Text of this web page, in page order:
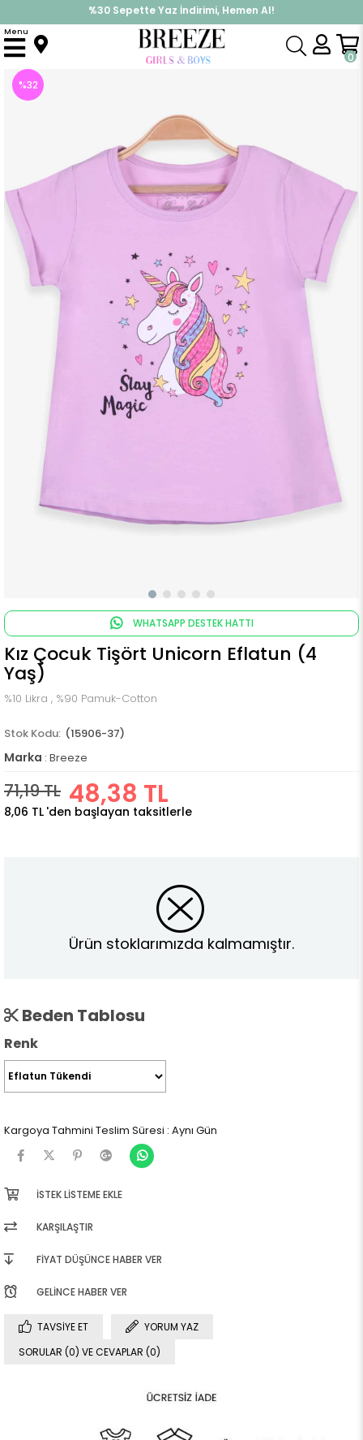
%30 Sepette Yaz İndirimi, Hemen Al!
İndirimlere ek %10 İndirimi Kap, Hemen Üye Ol!
0
Menu
Anasayfa Üst Giyim Tişört
%32
WHATSAPP DESTEK HATTI
Kız Çocuk Tişört Unicorn Eflatun (4
Yaş)
%10 Likra , %90 Pamuk-Cotton
(15906-37)
Marka : Breeze
71,19 TL 48,38 TL
8,06 TL 'den başlayan taksitlerle
Ürün stoklarımızda kalmamıştır.
Beden Tablosu
Renk
Kargoya Tahmini Teslim Süresi : Aynı Gün
İSTEK LISTEME EKLE
KARŞILAŞTIR
FIYAT DÜŞÜNCE HABER VER
GELINCE HABER VER
TAVSIYE ET
YORUM YAZ
SORULAR (0) VE CEVAPLAR (0)